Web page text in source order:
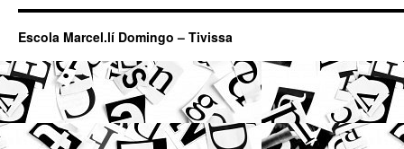
Escola Marcel.lí Domingo – Tivissa